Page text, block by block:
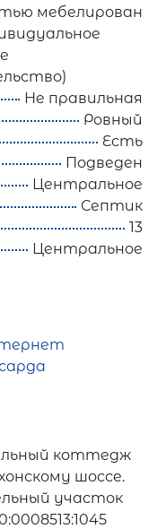
мебелирован
Не правильная
Ровный
Есть
Подведен
Центральное
Септик
13
Центральное
коттедж
шоссе.
участок